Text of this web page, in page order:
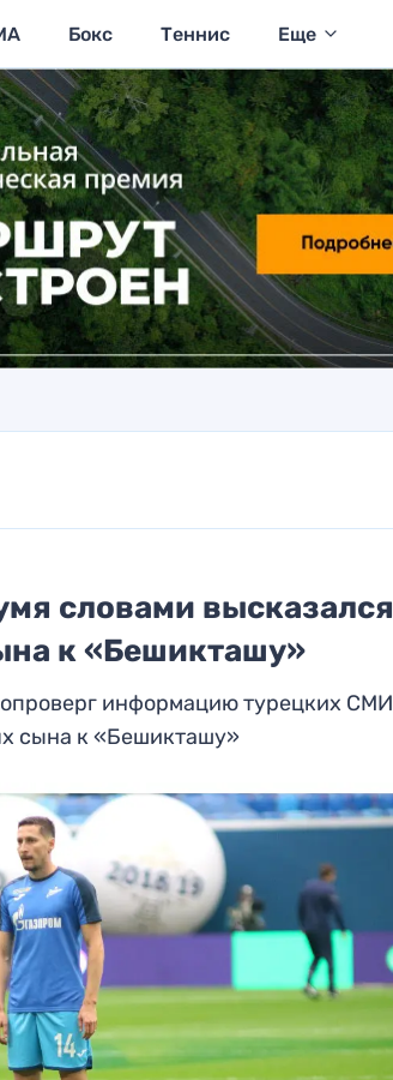
Бокс Теннис Еще
словами высказался
к «Бешикташу»
информацию турецких СМИ
сына к «Бешикташу»